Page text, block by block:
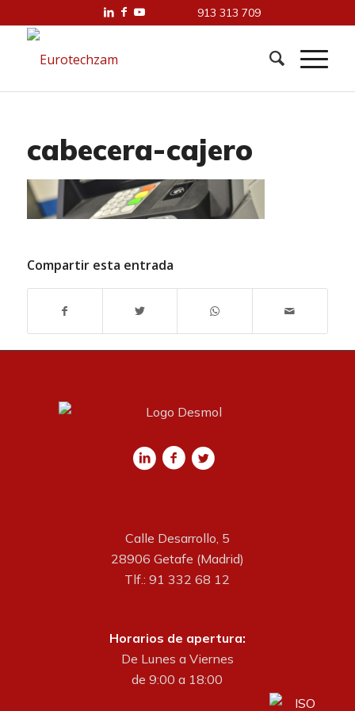
913 313 709
cabecera-cajero
Compartir esta entrada
Calle Desarrollo, 5
28906 Getafe (Madrid)
Tlf.: 91 332 68 12
Horarios de apertura:
De Lunes a Viernes
de 9:00 a 18:00